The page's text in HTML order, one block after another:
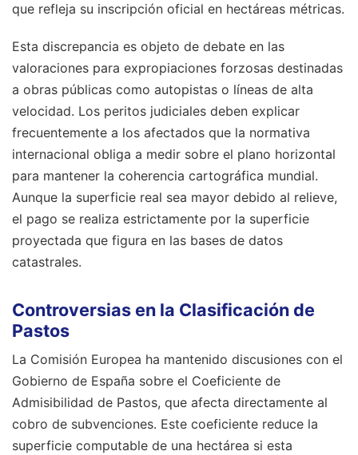
que refleja su inscripción oficial en hectáreas métricas.
Esta discrepancia es objeto de debate en las
valoraciones para expropiaciones forzosas destinadas
a obras públicas como autopistas o líneas de alta
velocidad. Los peritos judiciales deben explicar
frecuentemente a los afectados que la normativa
internacional obliga a medir sobre el plano horizontal
para mantener la coherencia cartográfica mundial.
Aunque la superficie real sea mayor debido al relieve,
el pago se realiza estrictamente por la superficie
proyectada que figura en las bases de datos
catastrales.
Controversias en la Clasificación de
Pastos
La Comisión Europea ha mantenido discusiones con el
Gobierno de España sobre el Coeficiente de
Admisibilidad de Pastos, que afecta directamente al
cobro de subvenciones. Este coeficiente reduce la
superficie computable de una hectárea si esta